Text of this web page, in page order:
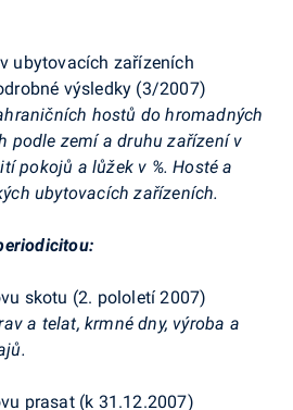
ubytovacích zařízeních
výsledky (3/2007)
hostů do hromadných
podle zemí a druhu zařízení v
pokojů a lůžek v %. Hosté a
ubytovacích zařízeních.
skotu (2. pololetí 2007)
a telat, krmné dny, výroba a
prasat (k 31.12.2007)